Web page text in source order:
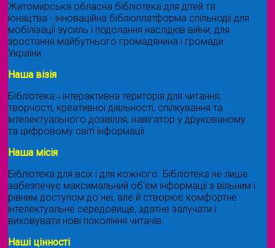
Житомирська обласна бібліотека для дітей та
юнацтва - інноваційна бібліоплатформа спільнодії для
мобілізації зусиль і подолання наслідків війни, для
зростання майбутнього громадянина і громади
України.
Наша візія
Бібліотека ˗ інтерактивна територія для читання,
творчості, креативної діяльності, спілкування та
інтелектуального дозвілля, навігатор у друкованому
та цифровому світі інформації.
Наша місія
Бібліотека для всіх і для кожного. Бібліотека не лише
забезпечує максимальний об'єм інформації з вільним і
рівним доступом до неї, але й створює комфортне
інтелектуальне середовище, здатне залучати і
виховувати нові покоління читачів.
Наші цінності